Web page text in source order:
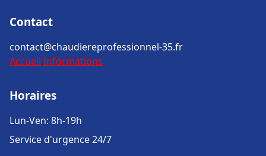
Contact
contact@chaudiereprofessionnel-35.fr
Accueil Informations
Horaires
Lun-Ven: 8h-19h
Service d'urgence 24/7